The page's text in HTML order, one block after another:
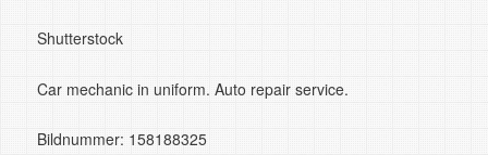
Shutterstock
Car mechanic in uniform. Auto repair service.
Bildnummer: 158188325